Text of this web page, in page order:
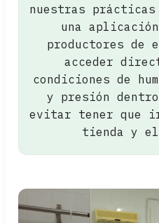
nuestras
una
productores de
acceder
condiciones de
y presión
evitar tener que
tienda y el